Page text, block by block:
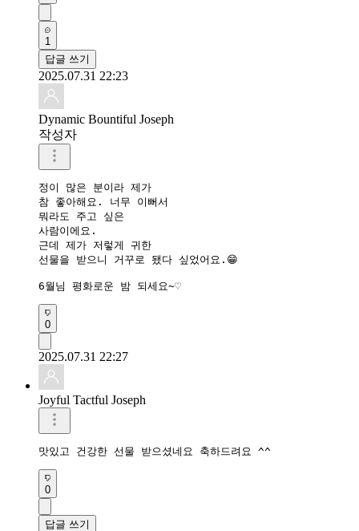
1
답글 쓰기
2025.07.31 22:23
Dynamic Bountiful Joseph
작성자
정이 많은 분이라 제가
참 좋아해요. 너무 이뻐서
뭐라도 주고 싶은
사람이에요.
근데 제가 저렇게 귀한
선물을 받으니 거꾸로 됐다 싶었어요.😁
6월님 평화로운 밤 되세요~♡
0
2025.07.31 22:27
Joyful Tactful Joseph
맛있고 건강한 선물 받으셨네요 축하드려요 ^^
0
답글 쓰기